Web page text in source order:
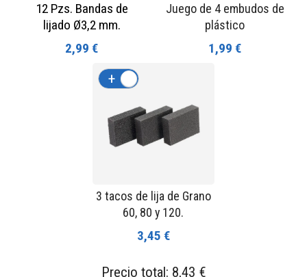
12 Pzs. Bandas de
lijado Ø3,2 mm.
2,99 €
Juego de 4 embudos de
plástico
1,99 €
3 tacos de lija de Grano
60, 80 y 120.
3,45 €
+
Precio total: 8,43 €